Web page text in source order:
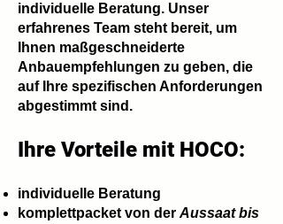
individuelle Beratung. Unser
erfahrenes Team steht bereit, um
Ihnen maßgeschneiderte
Anbauempfehlungen zu geben, die
auf Ihre spezifischen Anforderungen
abgestimmt sind.
Ihre Vorteile mit HOCO:
individuelle Beratung
komplettpacket von der Aussaat bis